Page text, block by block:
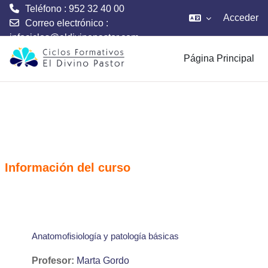
Teléfono : 952 32 40 00
Correo electrónico :
infociclos@eldivinopastor.com
Acceder
Página Principal
Información del curso
Anatomofisiología y patología básicas
Profesor: Marta Gordo